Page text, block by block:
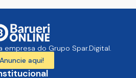
empresa do Grupo Spar.Digital.
Anuncie aqui!